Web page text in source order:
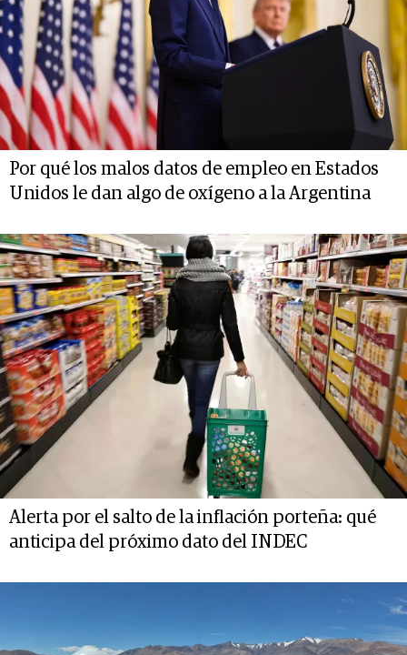
Por qué los malos datos de empleo en Estados
Unidos le dan algo de oxígeno a la Argentina
Alerta por el salto de la inflación porteña: qué
anticipa del próximo dato del INDEC